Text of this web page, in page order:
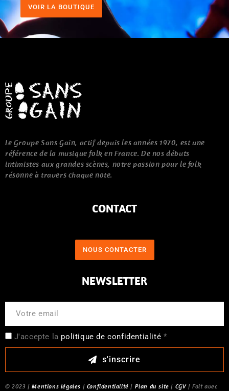
VOIR LA BOUTIQUE
Le Groupe Sans Gain, actif depuis les années 1970, est une
référence de la musique folk en France. De nos débuts
intimistes aux grandes scènes, notre passion pour le folk
résonne à travers chaque note.
CONTACT
NOUS CONTACTER
NEWSLETTER
J'accepte la politique de confidentialité *
s'inscrire
© 2023 |Mentions légales | Confidentialité | Plan du site | CGV| Fait avec